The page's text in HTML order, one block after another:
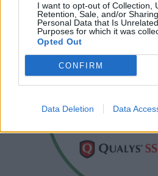
I want to opt-out of Collection,
Retention, Sale, and/or
Personal Data that Is
Purposes for which it was
Opted Out
CONFIRM
Data Deletion Data